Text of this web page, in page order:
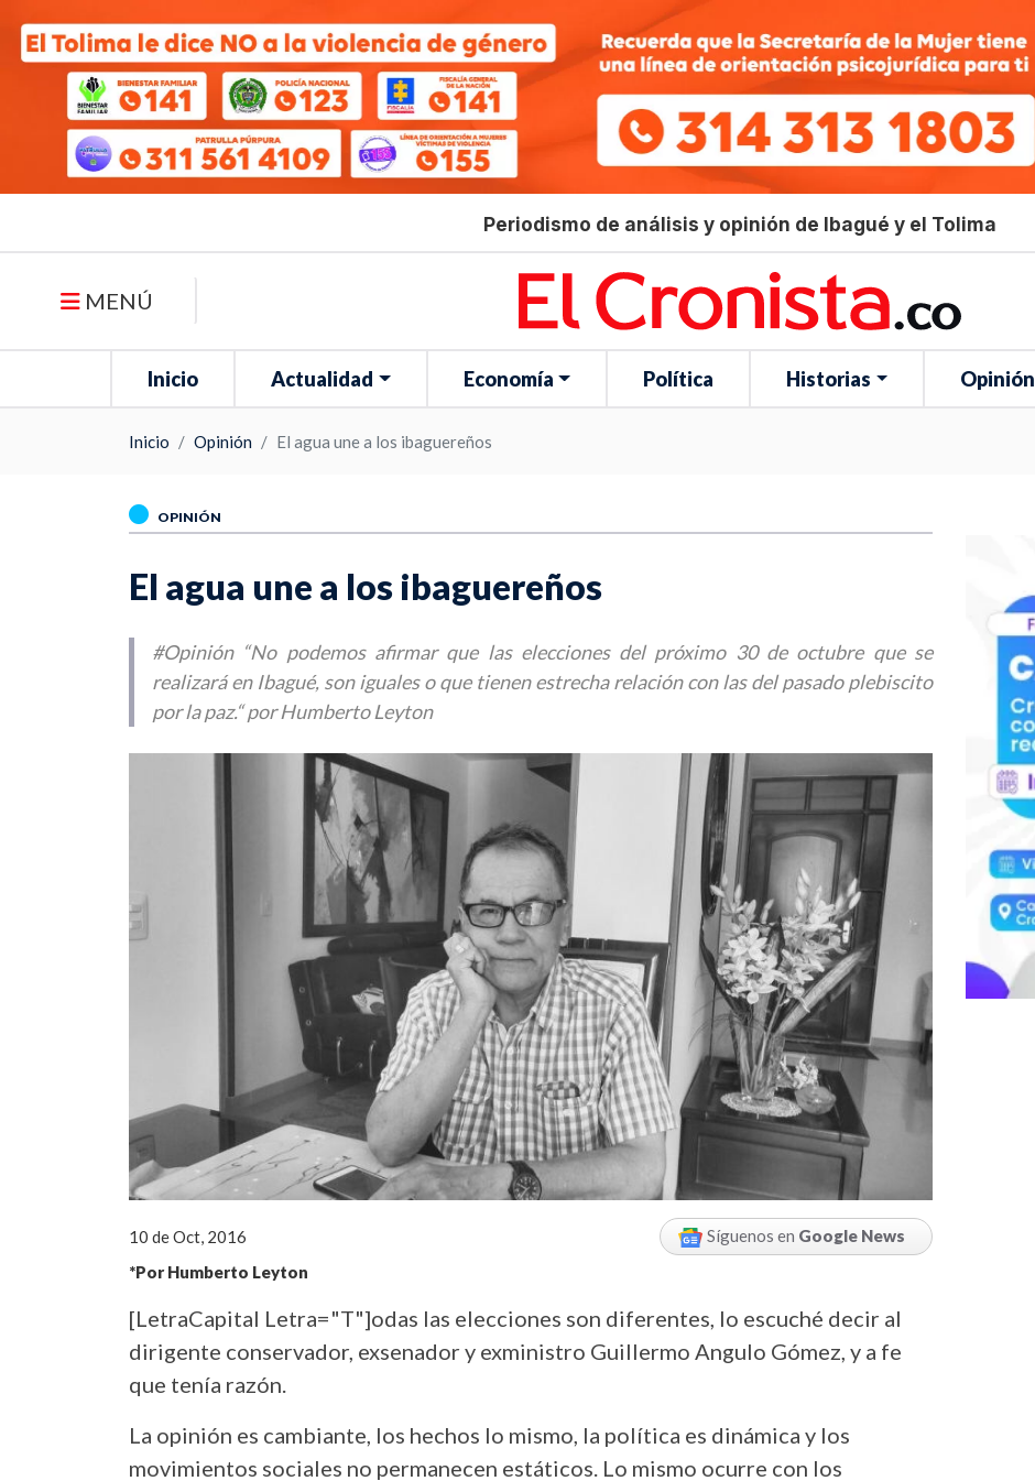
Periodismo de análisis y opinión de Ibagué y el Tolima
MENÚ
Inicio Actualidad Economía Política Historias Opinión
Inicio Opinión El agua une a los ibaguereños
OPINIÓN
El agua une a los ibaguereños
#Opinión “No podemos afirmar que las elecciones del próximo 30 de octubre que se
realizará en Ibagué, son iguales o que tienen estrecha relación con las del pasado plebiscito
por la paz.“ por Humberto Leyton
10 de Oct, 2016 Síguenos en Google News
*Por Humberto Leyton
[LetraCapital Letra="T"]odas las elecciones son diferentes, lo escuché decir al
dirigente conservador, exsenador y exministro Guillermo Angulo Gómez, y a fe
que tenía razón.
La opinión es cambiante, los hechos lo mismo, la política es dinámica y los
movimientos sociales no permanecen estáticos. Lo mismo ocurre con los